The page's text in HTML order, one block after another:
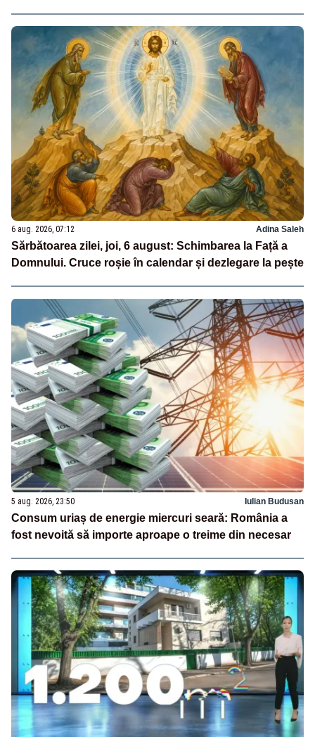
6 aug. 2026, 07:12 Adina Saleh
Sărbătoarea zilei, joi, 6 august: Schimbarea la Față a
Domnului. Cruce roșie în calendar și dezlegare la pește
5 aug. 2026, 23:50 Iulian Budusan
Consum uriaș de energie miercuri seară: România a
fost nevoită să importe aproape o treime din necesar